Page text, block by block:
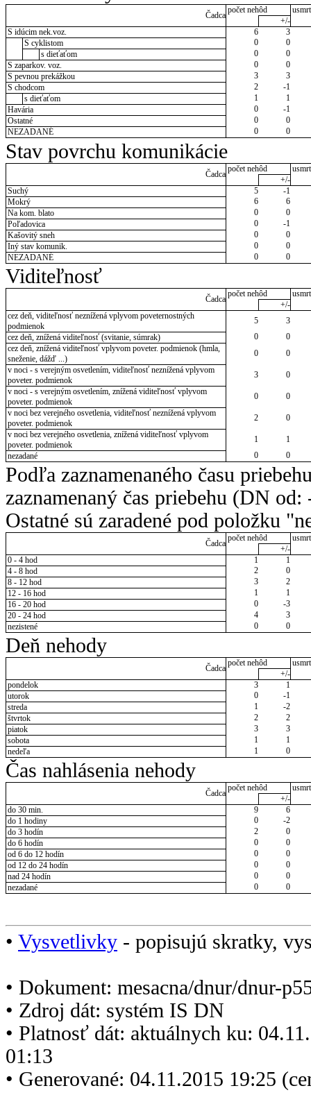
Čadca
počet nehôd
+/-
S idúcim nek.voz.
6
3
S cyklistom
0
0
s dieťaťom
0
0
S zaparkov. voz.
0
0
S pevnou prekážkou
3
3
S chodcom
2
-1
s dieťaťom
1
1
Havária
0
-1
Ostatné
0
0
NEZADANÉ
0 0
Stav povrchu komunikácie
Čadca
počet nehôd
+/-
Suchý
5
-1
Mokrý
6
6
Na kom. blato
0
0
Poľadovica
0
-1
Kašovitý sneh
0
0
Iný stav komunik.
0
0
NEZADANÉ
0 0
Viditeľnosť
Čadca
počet nehôd
+/-
cez deň, viditeľnosť neznížená vplyvom poveternostných
podmienok
5
3
cez deň, znížená viditeľnosť (svitanie, súmrak)
0
0
cez deň, znížená viditeľnosť vplyvom poveter. podmienok (hmla,
sneženie, dážď ...)
0
0
v noci - s verejným osvetlením, viditeľnosť neznížená vplyvom
poveter. podmienok
3
0
v noci - s verejným osvetlením, znížená viditeľnosť vplyvom
poveter. podmienok
0
0
v noci bez verejného osvetlenia, viditeľnosť neznížená vplyvom
poveter. podmienok
2
0
v noci bez verejného osvetlenia, znížená viditeľnosť vplyvom
poveter. podmienok
1
1
nezadané
0 0
Podľa zaznamenaného času
zaznamenaný čas priebehu (DN
Ostatné sú zaradené pod položku
Čadca
počet nehôd
+/-
0 - 4 hod
1
1
4 - 8 hod
2
0
8 - 12 hod
3
2
12 - 16 hod
1
1
16 - 20 hod
0
-3
20 - 24 hod
4
3
nezistené
0 0
Deň nehody
Čadca
počet nehôd
+/-
pondelok
3
1
utorok
0
-1
streda
1
-2
štvrtok
2
2
piatok
3
3
sobota
1
1
nedeľa
1 0
Čas nahlásenia nehody
Čadca
počet nehôd
+/-
do 30 min.
9
6
do 1 hodiny
0
-2
do 3 hodín
2
0
do 6 hodín
0
0
od 6 do 12 hodín
0
0
od 12 do 24 hodín
0
0
nad 24 hodín
0
0
nezadané
0 0
• Vysvetlivky - popisujú skratky,
• Dokument: mesacna/dnur/dnur-
• Zdroj dát: systém IS DN
• Platnosť dát: aktuálnych ku:
01:13
• Generované: 04.11.2015 19:25